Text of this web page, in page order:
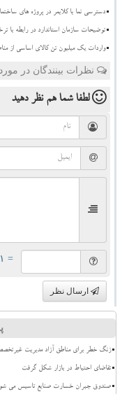
دسترسی نما با کلایمر در پروژه های
توضیحات سازمان استاندارد در رابطه با
واردات یک میلیون تن کالای اساسی از
نظرات بینندگان در
لطفا شما همنظر دهید
= ۱ بعلاوه ۵
ارسال نظر
زنگ خطر برای مناطق آزاد مدیریت
تقاضای احتیاط در بازار شکل گرفت
صندوق جبران خسارت صنایع تاسیس می